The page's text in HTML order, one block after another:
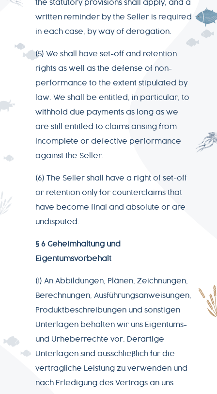
the statutory provisions shall apply, and a
written reminder by the Seller is required
in each case, by way of derogation.
(5) We shall have set-off and retention
rights as well as the defense of non-
performance to the extent stipulated by
law. We shall be entitled, in particular, to
withhold due payments as long as we
are still entitled to claims arising from
incomplete or defective performance
against the Seller.
(6) The Seller shall have a right of set-off
or retention only for counterclaims that
have become final and absolute or are
undisputed.
§ 6 Geheimhaltung und
Eigentumsvorbehalt
(1) An Abbildungen, Plänen, Zeichnungen,
Berechnungen, Ausführungsanweisungen,
Produktbeschreibungen und sonstigen
Unterlagen behalten wir uns Eigentums-
und Urheberrechte vor. Derartige
Unterlagen sind ausschließlich für die
vertragliche Leistung zu verwenden und
nach Erledigung des Vertrags an uns